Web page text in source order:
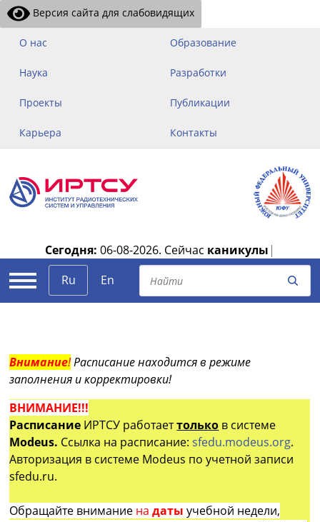
Версия сайта для слабовидящих
О нас Образование
Наука Разработки
Проекты Публикации
Карьера Контакты
Сегодня: 06-08-2026. Сейчас каникулы |
Ru
En
Внимание!Расписание находится в режиме
заполнения и корректировки!
ВНИМАНИЕ!!!
Расписание ИРТСУ работаеттолько в системе
Modeus. Ссылка на расписание:sfedu.modeus.org.
Авторизация в системе Modeus по учетной записи
sfedu.ru.
Обращайте внимание на датыучебной недели,